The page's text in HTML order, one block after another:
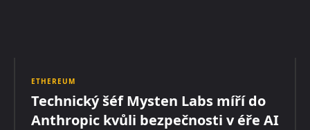
ETHEREUM
Technický šéf Mysten Labs míří do
Anthropic kvůli bezpečnosti v éře AI